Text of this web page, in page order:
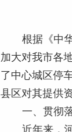
根据《中
加大对我市各
了中心城区停
县区对其提供
一、贯彻
近年来，